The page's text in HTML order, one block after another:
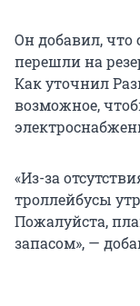
Он добавил,
перешли на
Как уточнил
возможное,
«Из-за
троллейбусы
Пожалуйста,
запасом», —